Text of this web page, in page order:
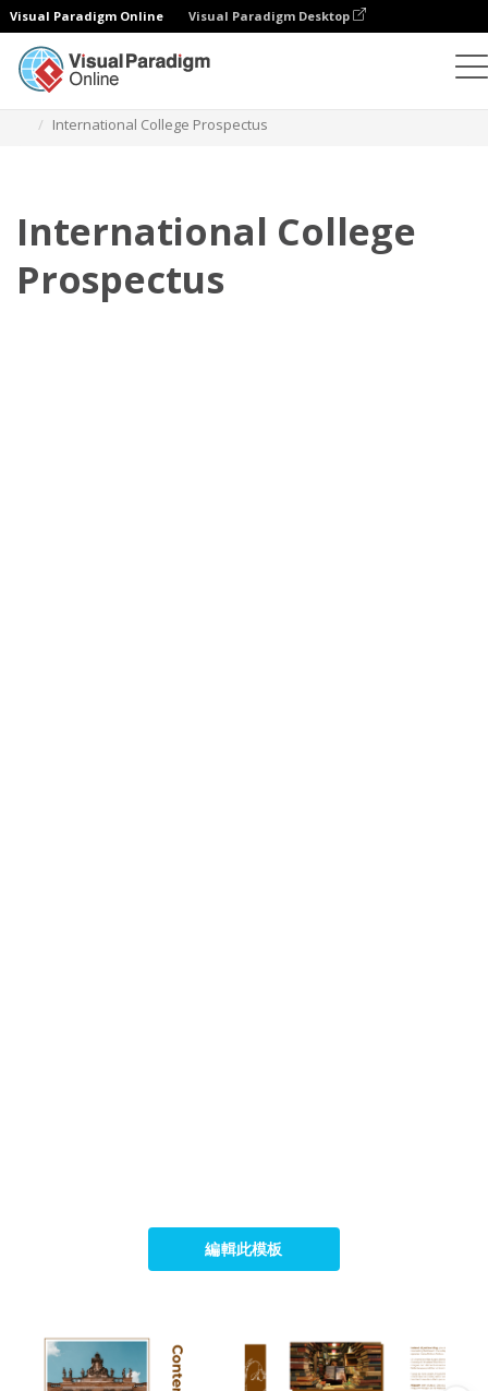
Visual Paradigm Online Visual Paradigm Desktop
International College Prospectus
International College
Prospectus
編輯此模板